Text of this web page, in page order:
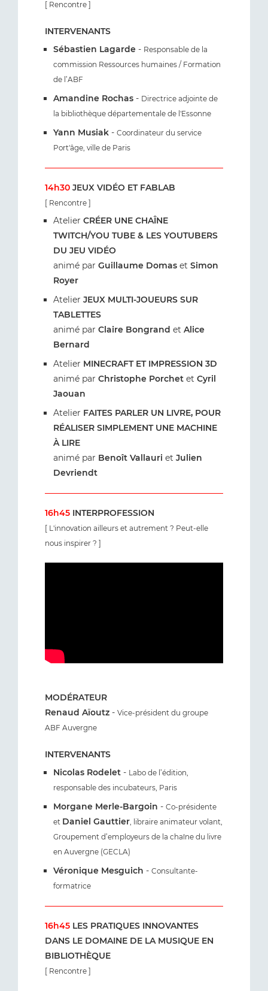
[ Rencontre ]
INTERVENANTS
Sébastien Lagarde - Responsable de la
commission Ressources humaines / Formation
de l’ABF
Amandine Rochas - Directrice adjointe de
la bibliothèque départementale de l'Essonne
Yann Musiak - Coordinateur du service
Port'âge, ville de Paris
14h30 JEUX VIDÉO ET FABLAB
[ Rencontre ]
Atelier CRÉER UNE CHAÎNE
TWITCH/YOU TUBE & LES YOUTUBERS
DU JEU VIDÉO
animé par Guillaume Domas et Simon
Royer
Atelier JEUX MULTI-JOUEURS SUR
TABLETTES
animé par Claire Bongrand et Alice
Bernard
Atelier MINECRAFT ET IMPRESSION 3D
animé par Christophe Porchet et Cyril
Jaouan
Atelier FAITES PARLER UN LIVRE, POUR
RÉALISER SIMPLEMENT UNE MACHINE
À LIRE
animé par Benoît Vallauri et Julien
Devriendt
16h45 INTERPROFESSION
[ L'innovation ailleurs et autrement ? Peut-elle
nous inspirer ? ]
MODÉRATEUR
Renaud Aïoutz - Vice-président du groupe
ABF Auvergne
INTERVENANTS
Nicolas Rodelet - Labo de l’édition,
responsable des incubateurs, Paris
Morgane Merle-Bargoin - Co-présidente
et Daniel Gauttier , libraire animateur volant,
Groupement d’employeurs de la chaîne du livre
en Auvergne (GECLA)
Véronique Mesguich - Consultante-
formatrice
16h45 LES PRATIQUES INNOVANTES
DANS LE DOMAINE DE LA MUSIQUE EN
BIBLIOTHÈQUE
[ Rencontre ]